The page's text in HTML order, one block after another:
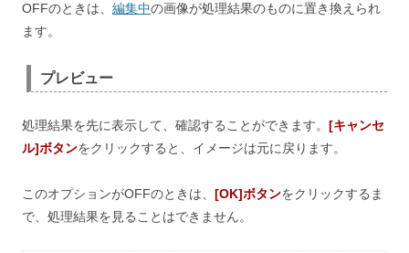
OFFのときは、 編集中の画像が処理結果のものに置き換えられ
ます。
プレビュー
処理結果を先に表示して、確認することができます。 [キャンセ
ル]ボタンをクリックすると、イメージは元に戻ります。
このオプションがOFFのときは、 [OK]ボタンをクリックするま
で、処理結果を見ることはできません。